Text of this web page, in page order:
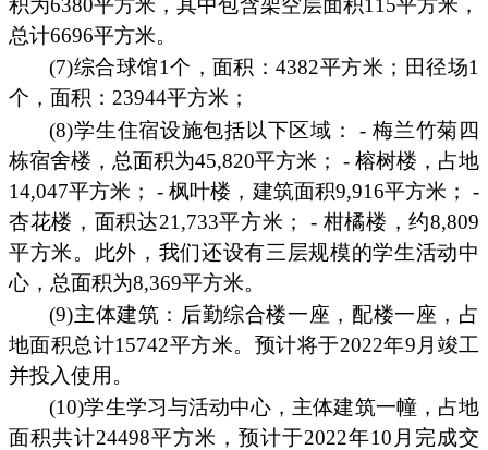
积为6380平方米，其中包含架空层面积115平方米，
总计6696平方米。
(7)综合球馆1个，面积：4382平方米；田径场1
个，面积：23944平方米；
(8)学生住宿设施包括以下区域： - 梅兰竹菊四
栋宿舍楼，总面积为45,820平方米； - 榕树楼，占地
14,047平方米； - 枫叶楼，建筑面积9,916平方米； -
杏花楼，面积达21,733平方米； - 柑橘楼，约8,809
平方米。此外，我们还设有三层规模的学生活动中
心，总面积为8,369平方米。
(9)主体建筑：后勤综合楼一座，配楼一座，占
地面积总计15742平方米。预计将于2022年9月竣工
并投入使用。
(10)学生学习与活动中心，主体建筑一幢，占地
面积共计24498平方米，预计于2022年10月完成交